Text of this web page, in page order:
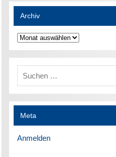
Archiv
Archiv
Meta
Anmelden